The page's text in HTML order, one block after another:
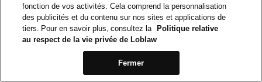
fonction de vos activités. Cela comprend la personnalisation
des publicités et du contenu sur nos sites et applications de
tiers. Pour en savoir plus, consultez la
Politique relative
au respect de la vie privée de Loblaw
Fermer